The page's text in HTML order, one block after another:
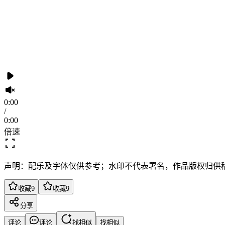
0:00
/
0:00
倍速
声明：配乐及字体仅供参考；水印不代表署名，作品版权归供
收藏9 收藏9
分享
评论 评论 找相似 找相似